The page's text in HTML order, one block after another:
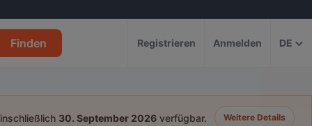
Finden Registrieren Anmelden DE
30. September 2026 verfügbar. Weitere Details